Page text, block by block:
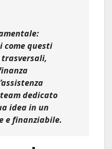
questi
trasversali,
dedicato
idea in un
e finanziabile.